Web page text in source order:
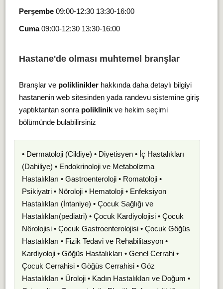
Perşembe09:00-12:30 13:30-16:00
Cuma09:00-12:30 13:30-16:00
Hastane'de olması muhtemel branşlar
Branşlar ve polikliniklerhakkında daha detaylı bilgiyi
hastanenin web sitesinden yada randevu sistemine giriş
yaptıktantan sonra poliklinikve hekim seçimi
bölümünde bulabilirsiniz
• Dermatoloji (Cildiye) • Diyetisyen • İç Hastalıkları
(Dahiliye) • Endokrinoloji ve Metabolizma
Hastalıkları • Gastroenteroloji • Romatoloji •
Psikiyatri • Nöroloji • Hematoloji • Enfeksiyon
Hastalıkları (İntaniye) • Çocuk Sağlığı ve
Hastalıkları(pediatri) • Çocuk Kardiyolojisi • Çocuk
Nörolojisi • Çocuk Gastroenterolojisi • Çocuk Göğüs
Hastalıkları • Fizik Tedavi ve Rehabilitasyon •
Kardiyoloji • Göğüs Hastalıkları • Genel Cerrahi •
Çocuk Cerrahisi • Göğüs Cerrahisi • Göz
Hastalıkları • Üroloji • Kadın Hastalıkları ve Doğum •